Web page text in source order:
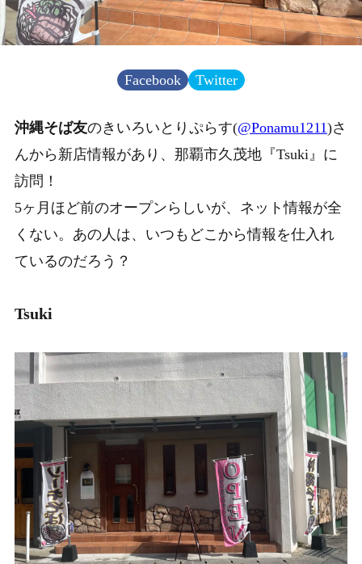
Facebook Twitter
沖縄そば友のきいろいとりぷらす(@Ponamu1211)さ
んから新店情報があり、那覇市久茂地『Tsuki』 に
訪問！
5ヶ月ほど前のオープンらしいが、ネット情報が全
くない。あの人は、いつもどこから情報を仕入れ
ているのだろう？
Tsuki